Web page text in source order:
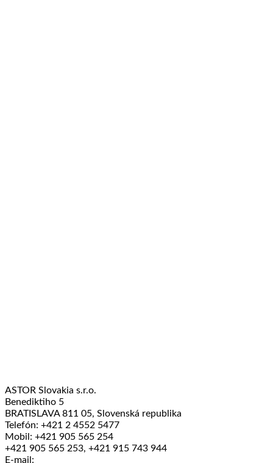
ASTOR Slovakia s.r.o.
Benediktiho 5
BRATISLAVA 811 05, Slovenská republika
Telefón: +421 2 4552 5477
Mobil: +421 905 565 254
+421 905 565 253, +421 915 743 944
E-mail: